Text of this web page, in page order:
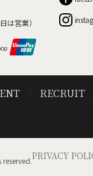
は営業）
RECRUIT
PRIVACY
reserved.